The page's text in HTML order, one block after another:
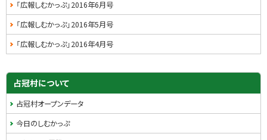
「広報しむかっぷ」2016年6月号
「広報しむかっぷ」2016年5月号
「広報しむかっぷ」2016年4月号
占冠村について
占冠村オープンデータ
今日のしむかっぷ